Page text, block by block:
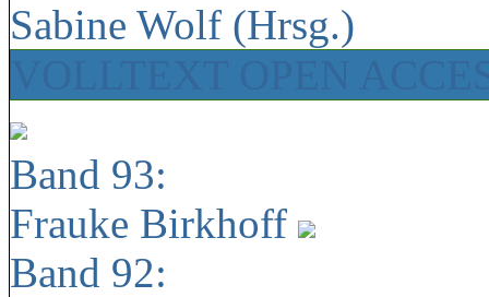
Sabine Wolf (Hrsg.)
Band 93:
Frauke Birkhoff
Band 92: